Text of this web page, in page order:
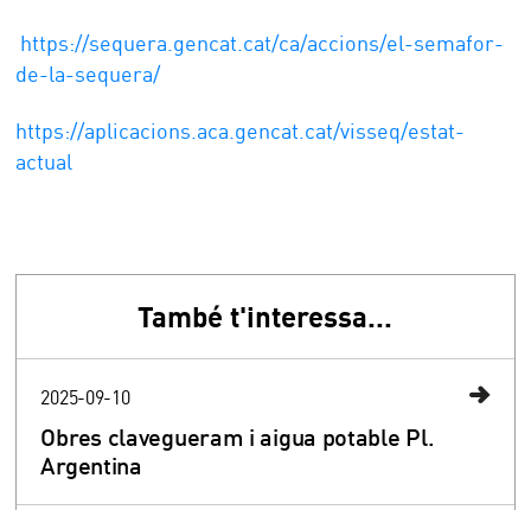
https://sequera.gencat.cat/ca/accions/el-semafor-
de-la-sequera/
https://aplicacions.aca.gencat.cat/visseq/estat-
actual
També t'interessa...
2025-09-10
Obres clavegueram i aigua potable Pl.
Argentina